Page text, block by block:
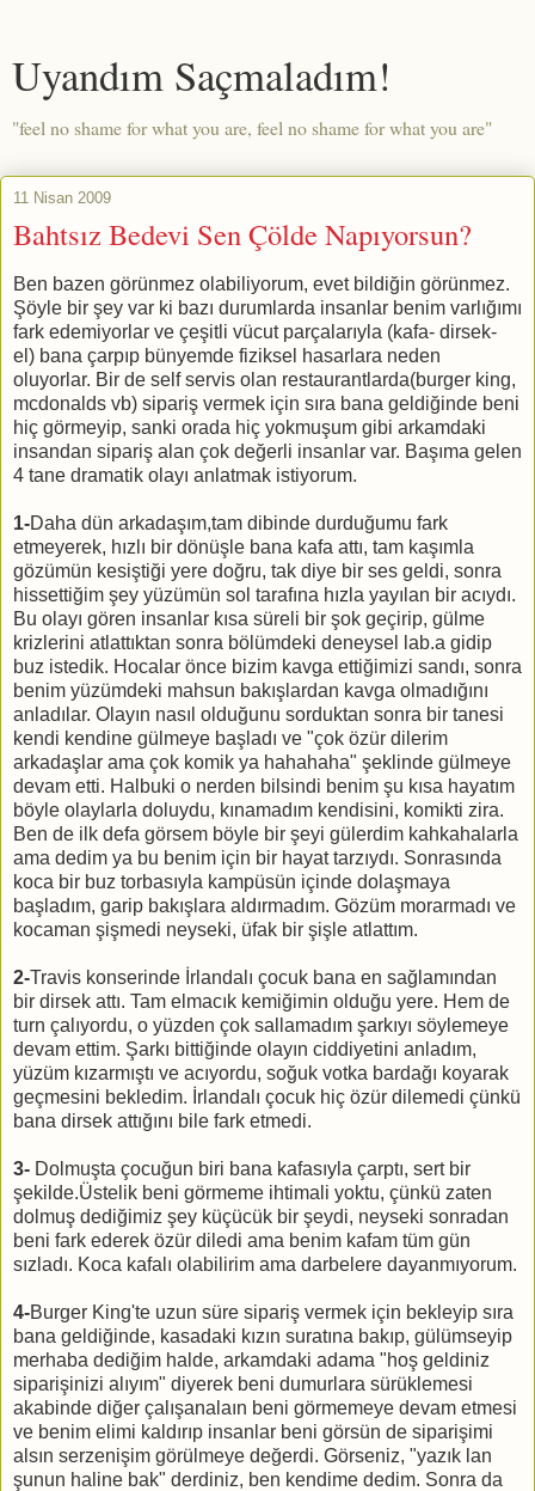
Uyandım Saçmaladım!
"feel no shame for what you are, feel no shame for what you are"
11 Nisan 2009
Bahtsız Bedevi Sen Çölde Napıyorsun?
Ben bazen görünmez olabiliyorum, evet bildiğin görünmez.
Şöyle bir şey var ki bazı durumlarda insanlar benim varlığımı
fark edemiyorlar ve çeşitli vücut parçalarıyla (kafa- dirsek-
el) bana çarpıp bünyemde fiziksel hasarlara neden
oluyorlar. Bir de self servis olan restaurantlarda(burger king,
mcdonalds vb) sipariş vermek için sıra bana geldiğinde beni
hiç görmeyip, sanki orada hiç yokmuşum gibi arkamdaki
insandan sipariş alan çok değerli insanlar var. Başıma gelen
4 tane dramatik olayı anlatmak istiyorum.
1-Daha dün arkadaşım,tam dibinde durduğumu fark
etmeyerek, hızlı bir dönüşle bana kafa attı, tam kaşımla
gözümün kesiştiği yere doğru, tak diye bir ses geldi, sonra
hissettiğim şey yüzümün sol tarafına hızla yayılan bir acıydı.
Bu olayı gören insanlar kısa süreli bir şok geçirip, gülme
krizlerini atlattıktan sonra bölümdeki deneysel lab.a gidip
buz istedik. Hocalar önce bizim kavga ettiğimizi sandı, sonra
benim yüzümdeki mahsun bakışlardan kavga olmadığını
anladılar. Olayın nasıl olduğunu sorduktan sonra bir tanesi
kendi kendine gülmeye başladı ve "çok özür dilerim
arkadaşlar ama çok komik ya hahahaha" şeklinde gülmeye
devam etti. Halbuki o nerden bilsindi benim şu kısa hayatım
böyle olaylarla doluydu, kınamadım kendisini, komikti zira.
Ben de ilk defa görsem böyle bir şeyi gülerdim kahkahalarla
ama dedim ya bu benim için bir hayat tarzıydı. Sonrasında
koca bir buz torbasıyla kampüsün içinde dolaşmaya
başladım, garip bakışlara aldırmadım. Gözüm morarmadı ve
kocaman şişmedi neyseki, üfak bir şişle atlattım.
2-Travis konserinde İrlandalı çocuk bana en sağlamından
bir dirsek attı. Tam elmacık kemiğimin olduğu yere. Hem de
turn çalıyordu, o yüzden çok sallamadım şarkıyı söylemeye
devam ettim. Şarkı bittiğinde olayın ciddiyetini anladım,
yüzüm kızarmıştı ve acıyordu, soğuk votka bardağı koyarak
geçmesini bekledim. İrlandalı çocuk hiç özür dilemedi çünkü
bana dirsek attığını bile fark etmedi.
3- Dolmuşta çocuğun biri bana kafasıyla çarptı, sert bir
şekilde.Üstelik beni görmeme ihtimali yoktu, çünkü zaten
dolmuş dediğimiz şey küçücük bir şeydi, neyseki sonradan
beni fark ederek özür diledi ama benim kafam tüm gün
sızladı. Koca kafalı olabilirim ama darbelere dayanmıyorum.
4-Burger King'te uzun süre sipariş vermek için bekleyip sıra
bana geldiğinde, kasadaki kızın suratına bakıp, gülümseyip
merhaba dediğim halde, arkamdaki adama "hoş geldiniz
siparişinizi alıyım" diyerek beni dumurlara sürüklemesi
akabinde diğer çalışanalaın beni görmemeye devam etmesi
ve benim elimi kaldırıp insanlar beni görsün de siparişimi
alsın serzenişim görülmeye değerdi. Görseniz, "yazık lan
şunun haline bak" derdiniz, ben kendime dedim. Sonra da